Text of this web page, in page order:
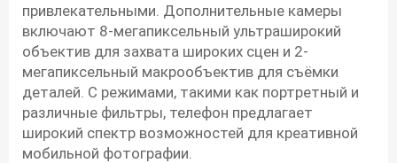
привлекательными. Дополнительные камеры
включают 8-мегапиксельный ультраширокий
объектив для захвата широких сцен и 2-
мегапиксельный макрообъектив для съёмки
деталей. С режимами, такими как портретный и
различные фильтры, телефон предлагает
широкий спектр возможностей для креативной
мобильной фотографии.